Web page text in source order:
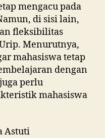
mengacu pada
di sisi lain,
fleksibilitas
Menurutnya,
mahasiswa tetap
dengan
perlu
mahasiswa
Astuti